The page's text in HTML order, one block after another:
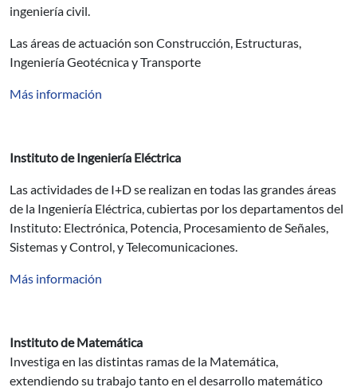
ingeniería civil.
Las áreas de actuación son Construcción, Estructuras,
Ingeniería Geotécnica y Transporte
Más información
Instituto de Ingeniería Eléctrica
Las actividades de I+D se realizan en todas las grandes áreas
de la Ingeniería Eléctrica, cubiertas por los departamentos del
Instituto: Electrónica, Potencia, Procesamiento de Señales,
Sistemas y Control, y Telecomunicaciones.
Más información
Instituto de Matemática
Investiga en las distintas ramas de la Matemática,
extendiendo su trabajo tanto en el desarrollo matemático